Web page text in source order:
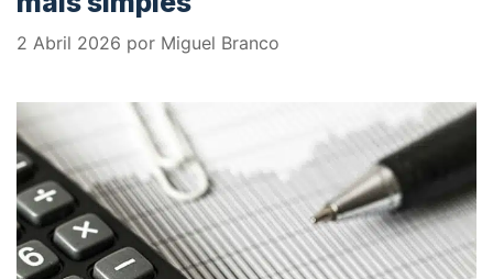
2 Abril 2026 por Miguel Branco